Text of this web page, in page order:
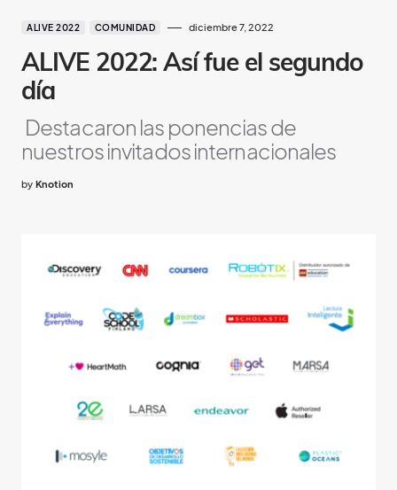
ALIVE 2022 COMUNIDAD diciembre 7, 2022
ALIVE 2022: Así fue el segundo
día
Destacaron las ponencias de
nuestros invitados internacionales
by Knotion